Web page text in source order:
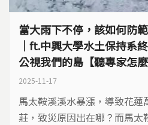
當大雨下不停，該如何防
｜ft.中興大學水土保持系
公視我們的島【聽專家怎麼
2025-11-17
馬太鞍溪溪水暴漲，導致花
莊，致災原因出在哪？而馬太